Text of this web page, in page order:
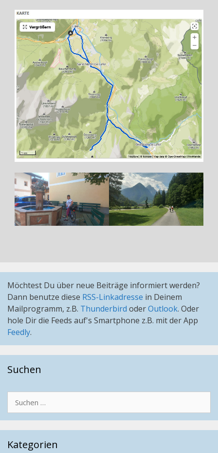
Möchtest Du über neue Beiträge informiert werden?
Dann benutze diese RSS-Linkadresse in Deinem
Mailprogramm, z.B. Thunderbird oderOutlook. Oder
hole Dir die Feeds auf's Smartphone z.B. mit der App
Feedly.
Suchen
nach:
Kategorien